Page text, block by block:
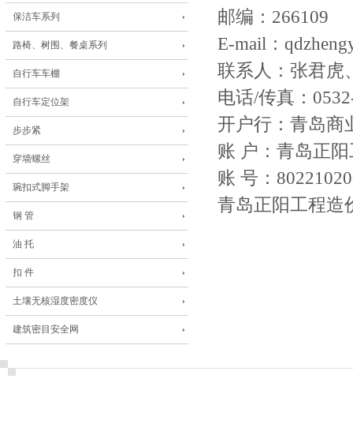
保洁车系列
路椅、树围、餐桌系列
自行车车棚
自行车定位架
步步紧
穿墙螺丝
琬扣式脚手架
钢 管
油 托
扣 件
土壤无核湿度密度仪
建筑密目安全网
邮编：266109
E-mail：
联系人：张君虎
电话/传真：
开户行：青岛商
账 户：青岛正
账 号：
青岛正阳工程造